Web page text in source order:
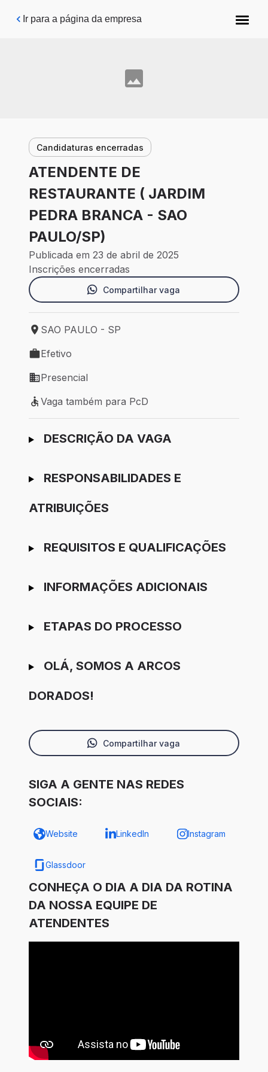
Pular para o conteúdo principal
Ir para a página da empresa
Candidaturas encerradas
ATENDENTE DE
RESTAURANTE ( JARDIM
PEDRA BRANCA - SAO
PAULO/SP)
Publicada em 23 de abril de 2025
Inscrições encerradas
Compartilhar vaga
Local de trabalho: SAO PAULO - SP
SAO PAULO - SP
Tipo de vaga: Efetivo
Efetivo
Modelo de trabalho: Presencial
Presencial
Vaga também para PcD
Vaga também para PcD
Ir para candidatura
DESCRIÇÃO DA VAGA
RESPONSABILIDADES E
ATRIBUIÇÕES
REQUISITOS E QUALIFICAÇÕES
INFORMAÇÕES ADICIONAIS
ETAPAS DO PROCESSO
OLÁ, SOMOS A ARCOS
DORADOS!
Compartilhar vaga
SIGA A GENTE NAS REDES
SOCIAIS:
Website LinkedIn Instagram
Glassdoor
CONHEÇA O DIA A DIA DA ROTINA
DA NOSSA EQUIPE DE
ATENDENTES